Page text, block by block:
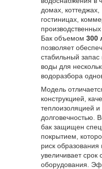
домах, коттеджах,
гостиницах,
производственных
Бак объемом 300
позволяет
стабильный запас
воды для
водоразбора
Модель
конструкцией,
теплоизоляцией и
долговечностью.
бак защищен
покрытием,
риск образования
увеличивает срок
оборудования.